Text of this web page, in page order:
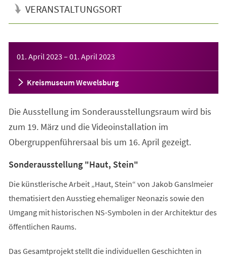
VERANSTALTUNGSORT
01. April 2023 – 01. April 2023
Kreismuseum Wewelsburg
Die Ausstellung im Sonderausstellungsraum wird bis
zum 19. März und die Videoinstallation im
Obergruppenführersaal bis um 16. April gezeigt.
Sonderausstellung "Haut, Stein"
Die künstlerische Arbeit „Haut, Stein“ von Jakob Ganslmeier
thematisiert den Ausstieg ehemaliger Neonazis sowie den
Umgang mit historischen NS-Symbolen in der Architektur des
öffentlichen Raums.
Das Gesamtprojekt stellt die individuellen Geschichten in